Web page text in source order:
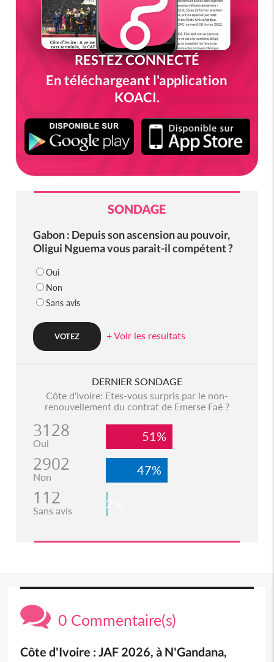
RESTEZ CONNECTÉ
En téléchargeant l'application
KOACI.
SONDAGE
Gabon : Depuis son ascension au pouvoir,
Oligui Nguema vous parait-il compétent ?
Oui
Non
Sans avis
+ Voir les resultats
DERNIER SONDAGE
Côte d'Ivoire: Etes-vous surpris par le non-
renouvellement du contrat de Emerse Faé ?
3128
Oui 51%
2902
Non 47%
112
Sans avis 2%
0 Commentaire(s)
Côte d'Ivoire : JAF 2026, à N'Gandana,